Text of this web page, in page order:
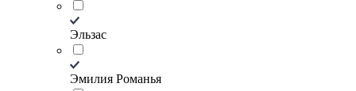
Эльзас
Эмилия Романья